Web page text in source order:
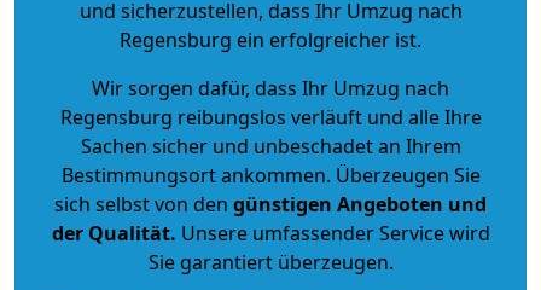
und sicherzustellen, dass Ihr Umzug nach
Regensburg ein erfolgreicher ist.
Wir sorgen dafür, dass Ihr Umzug nach
Regensburg reibungslos verläuft und alle Ihre
Sachen sicher und unbeschadet an Ihrem
Bestimmungsort ankommen. Überzeugen Sie
sich selbst von den günstigen Angeboten und
der Qualität. Unsere umfassender Service wird
Sie garantiert überzeugen.